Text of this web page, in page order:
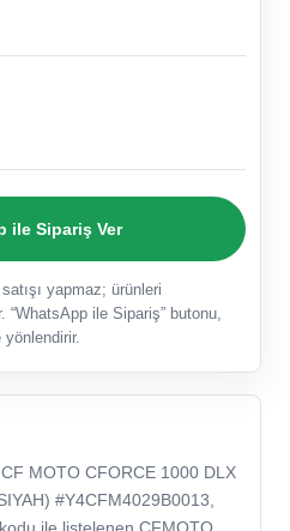
ile Sipariş Ver
yapmaz; ürünleri
“WhatsApp ile Sipariş” butonu,
yönlendirir.
MOTO CFORCE 1000 DLX
#Y4CFM4029B0013,